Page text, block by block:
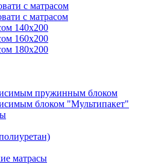
с матрасом
с матрасом
140х200
160х200
180х200
пружинным блоком
блоком "Мультипакет"
матрасы